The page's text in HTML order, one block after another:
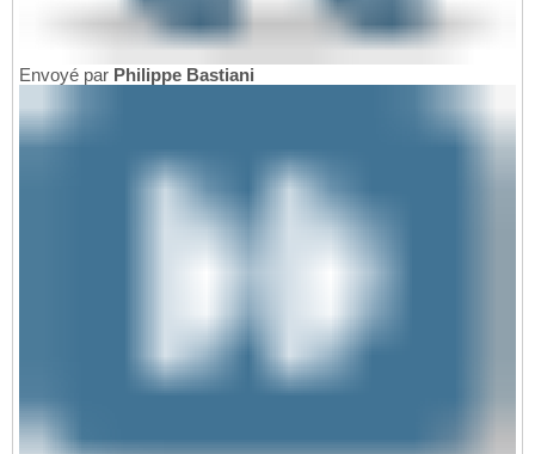
Envoyé par Philippe Bastiani